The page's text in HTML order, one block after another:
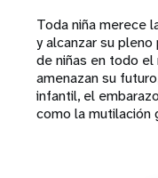
Toda niña merece
y alcanzar su
de niñas en todo
amenazan su
infantil, el
como la mutilación